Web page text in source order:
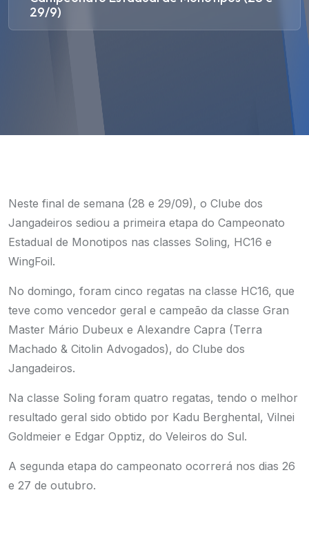
29/9)
Neste final de semana (28 e 29/09), o Clube dos
Jangadeiros sediou a primeira etapa do Campeonato
Estadual de Monotipos nas classes Soling, HC16 e
WingFoil.
No domingo, foram cinco regatas na classe HC16, que
teve como vencedor geral e campeão da classe Gran
Master Mário Dubeux e Alexandre Capra (Terra
Machado & Citolin Advogados), do Clube dos
Jangadeiros.
Na classe Soling foram quatro regatas, tendo o melhor
resultado geral sido obtido por Kadu Berghental, Vilnei
Goldmeier e Edgar Opptiz, do Veleiros do Sul.
A segunda etapa do campeonato ocorrerá nos dias 26
e 27 de outubro.